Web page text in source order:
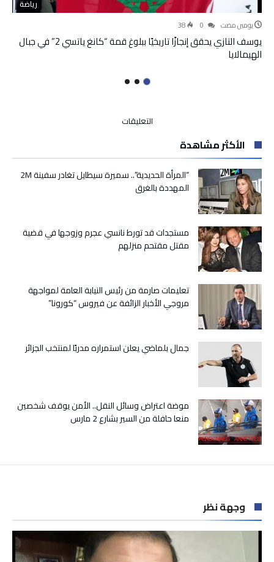
رياضة
‫‫‫‏‫يومين مضت‬ 38
يوسف التازي يحقق إنجازًا تاريخيًا ببلوغ قمة “كانغ ياتسي 2” في جبال
الهيمالايا
التعليقات
الوزيرة
عواطف
وعامل
السوسيو
اجتماعية
مغلقة
الأكثر مشاهدة
“المرأة الحديدية”.. سميرة سيطايل تغادر سفينة 2M
المهددة بالغرق
مستجدات قد تورط نانسي عجرم وزوجها في قضية
مقتل مقتحم منزلهم
تعليمات صارمة من رئيس النيابة العامة لمواجهة
مروجي الأخبار الزائفة عن فيروس “كورونا”
جمال بلماضي يعلن استمراره مدربًا لمنتخب الجزائر
موضة اعتراض وسائل النقل.. الأمن يوقف شخصين
منعا حافلة من السير بشارع 2 مارس
وجهة نظر